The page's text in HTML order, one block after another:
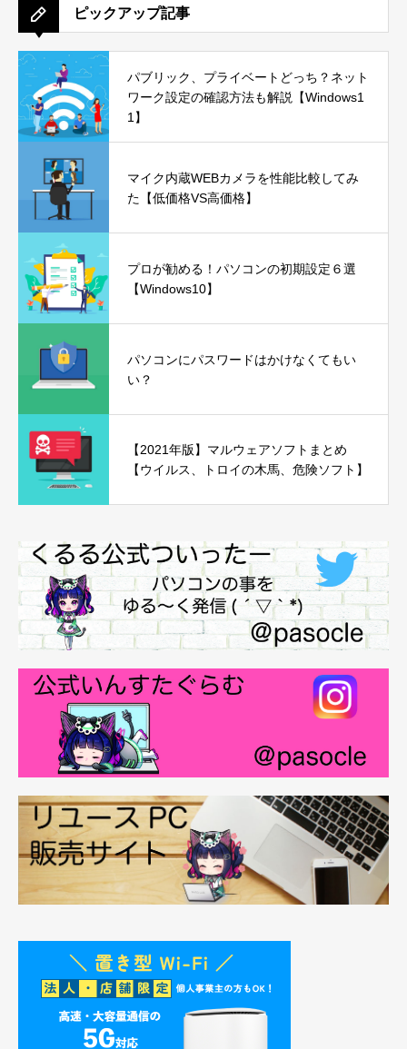
ピックアップ記事
パブリック、プライベートどっち？ネット
ワーク設定の確認方法も解説【Windows1
1】
マイク内蔵WEBカメラを性能比較してみ
た【低価格VS高価格】
プロが勧める！パソコンの初期設定６選
【Windows10】
パソコンにパスワードはかけなくてもい
い？
【2021年版】マルウェアソフトまとめ
【ウイルス、トロイの木馬、危険ソフト】